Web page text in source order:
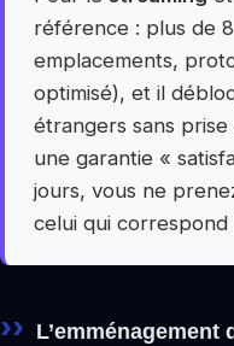
référence : plus de
emplacements,
optimisé), et il
étrangers sans
une garantie «
jours, vous ne
celui qui correspond